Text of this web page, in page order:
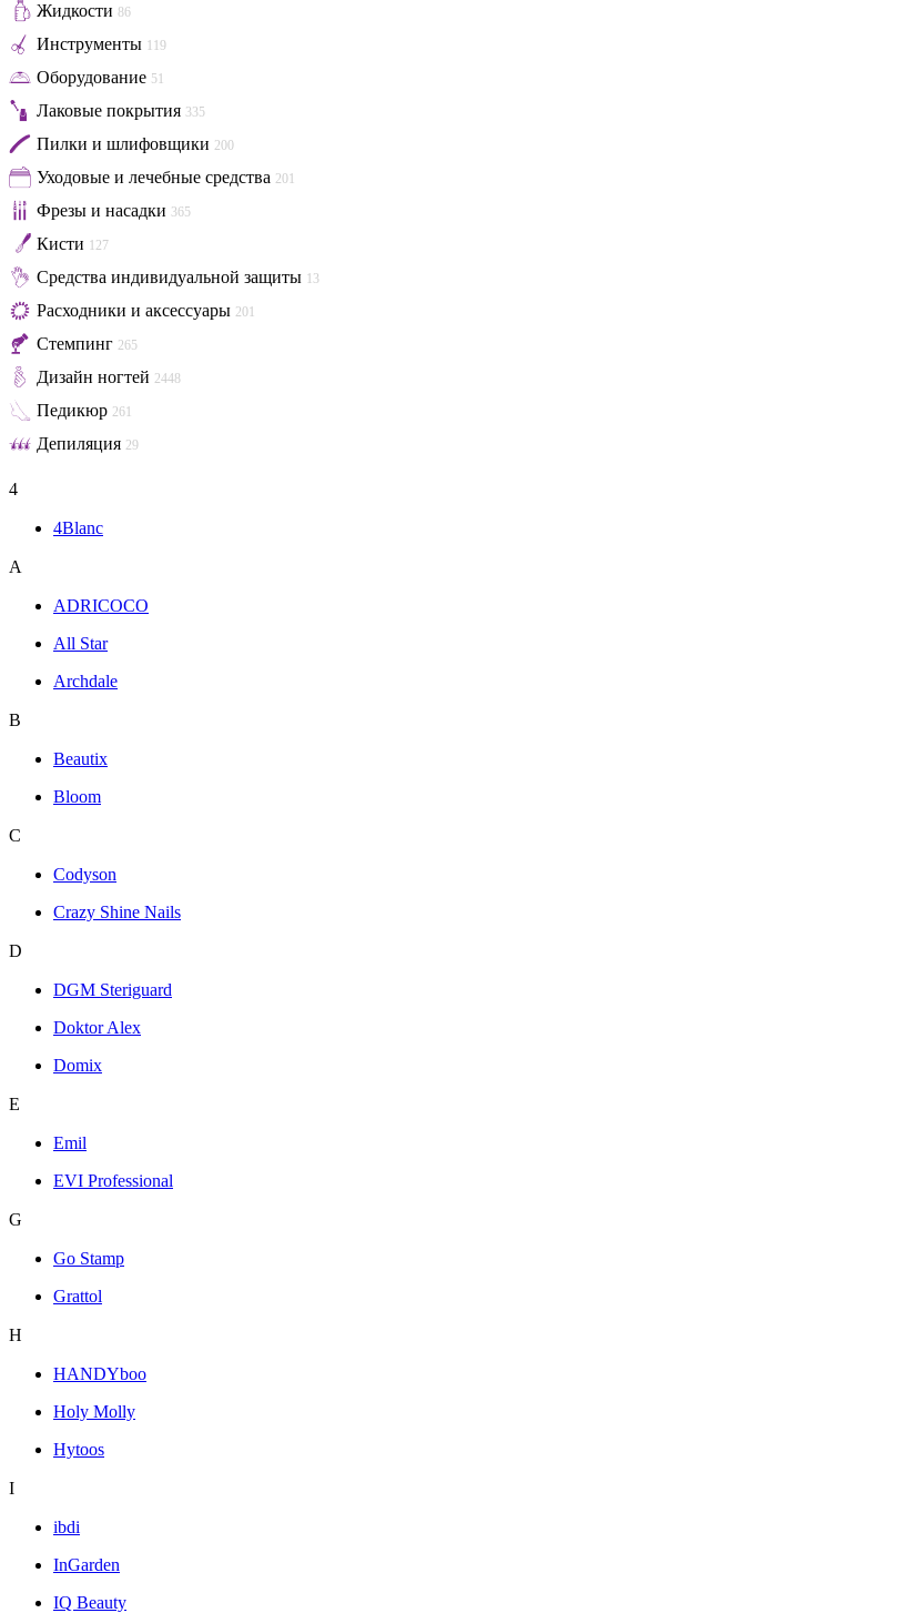
Жидкости 86
Инструменты 119
Оборудование 51
Лаковые покрытия 335
Пилки и шлифовщики 200
Уходовые и лечебные средства 201
Фрезы и насадки 365
Кисти 127
Средства индивидуальной защиты 13
Расходники и аксессуары 201
Стемпинг 265
Дизайн ногтей 2448
Педикюр 261
Депиляция 29
4
4Blanc
A
ADRICOCO
All Star
Archdale
B
Beautix
Bloom
C
Codyson
Crazy Shine Nails
D
DGM Steriguard
Doktor Alex
Domix
E
Emil
EVI Professional
G
Go Stamp
Grattol
H
HANDYboo
Holy Molly
Hytoos
I
ibdi
InGarden
IQ Beauty